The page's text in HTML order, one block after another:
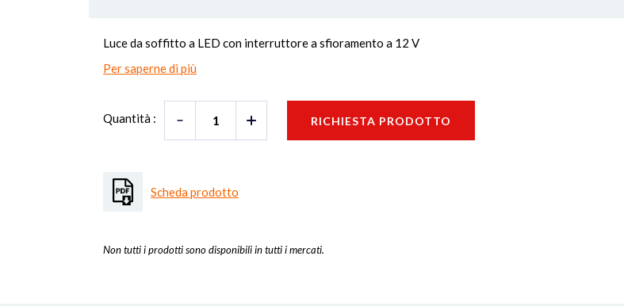
Luce da soffitto a LED con interruttore a sfioramento a 12 V
Per saperne di più
Quantità : RICHIESTA PRODOTTO
Scheda prodotto
Non tutti i prodotti sono disponibili in tutti i mercati.